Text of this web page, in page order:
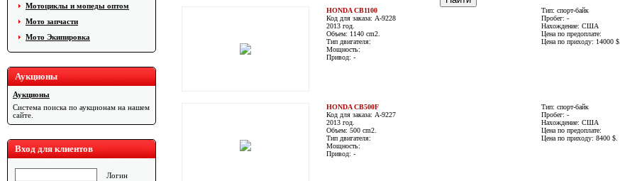
Мотоциклы и мопеды оптом
Мото запчасти
Мото Экипировка
Аукционы
Аукционы
Система поиска по аукционам на нашем
сайте.
Вход для клиентов
Логин
HONDA CB1100
Код для заказа: A-9228
2013 год.
Объем: 1140 cm2.
Тип двигателя:
Мощность:
Привод: -
Тип: спорт-байк
Пробег: -
Нахождение: США
Цена по предоплате:
Цена по приходу: 14000 $.
HONDA CB500F
Код для заказа: A-9227
2013 год.
Объем: 500 cm2.
Тип двигателя:
Мощность:
Привод: -
Тип: спорт-байк
Пробег: -
Нахождение: США
Цена по предоплате:
Цена по приходу: 8400 $.